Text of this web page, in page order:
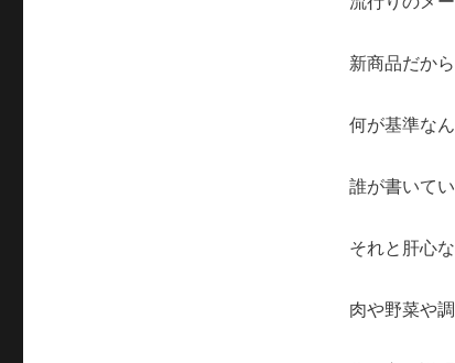
新商品だか
何が基準な
誰が書いて
それと肝心
肉や野菜や